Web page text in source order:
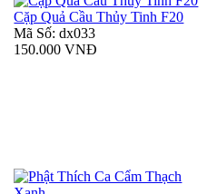
Cặp Quả Cầu Thủy Tinh F20
Mã Số: dx033
150.000 VNĐ